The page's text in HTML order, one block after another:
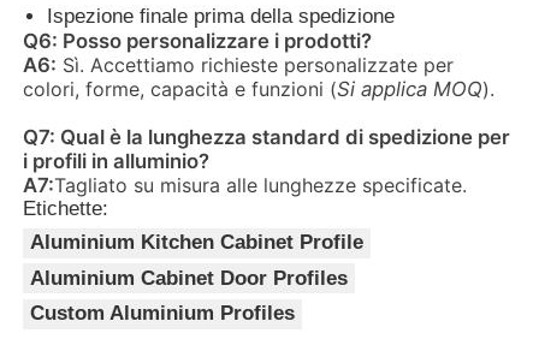
Estrussione industriale dell'alluminio
Accessori per profili di alluminio
Profili per finestre a battente
Profili per facciate continue
Ispezione finale prima della spedizione
Q6: Posso personalizzare i prodotti?
A6: Sì. Accettiamo richieste personalizzate per
colori, forme, capacità e funzioni (Si applica MOQ).
Q7: Qual è la lunghezza standard di spedizione per
i profili in alluminio?
A7:Tagliato su misura alle lunghezze specificate.
Etichette:
Aluminium Kitchen Cabinet Profile
Aluminium Cabinet Door Profiles
Custom Aluminium Profiles